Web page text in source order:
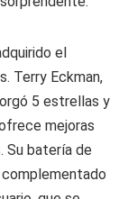
el
Terry Eckman,
5 estrellas y
mejoras
Su batería de